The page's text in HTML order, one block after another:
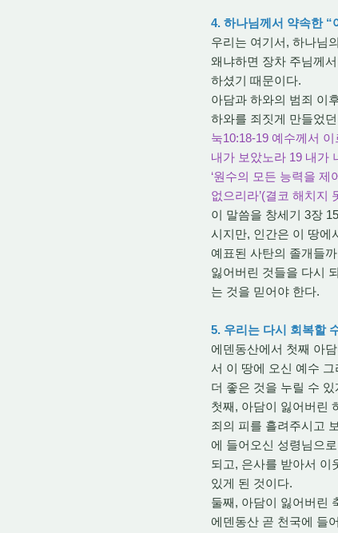
4. 하나님께서 약속한 “
우리는 여기서, 하나님
왜냐하면 장차 주님께
하셨기 때문이다.
아담과 하와의 범죄 이
하와를 죄짓게 만들었
눅10:18-19 예수께서
내가 보았노라 19 내가
‘원수의 모든 능력을 제
없으리라’(결코 해치지
이 말씀을 창세기 3장
시지만, 인간은 이 땅에
예표된 사탄의 졸개들
잃어버린 것들을 다시
는 것을 믿어야 한다.
5. 우리는 다시 회복할
에덴동산에서 첫째 아
서 이 땅에 오신 예수
더 좋은 것을 누릴 수
첫째, 아담이 잃어버린
죄의 피를 흘려주시고
에 들어오신 성령님으
되고, 은사를 받아서 이
있게 된 것이다.
둘째, 아담이 잃어버린
에덴동산 곧 천국에 들